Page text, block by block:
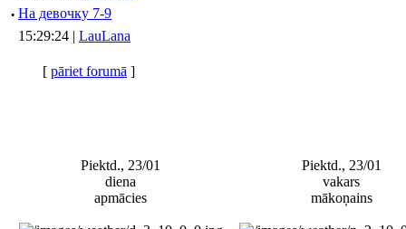
· Hа девочку 7-9
15:29:24 | LauLana
[ pāriet forumā ]
Piektd., 23/01
diena
apmācies
Piektd., 23/01
vakars
mākoņains